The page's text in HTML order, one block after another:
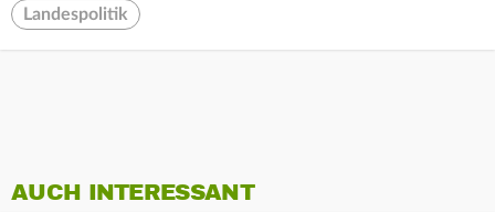
Landespolitik
AUCH INTERESSANT